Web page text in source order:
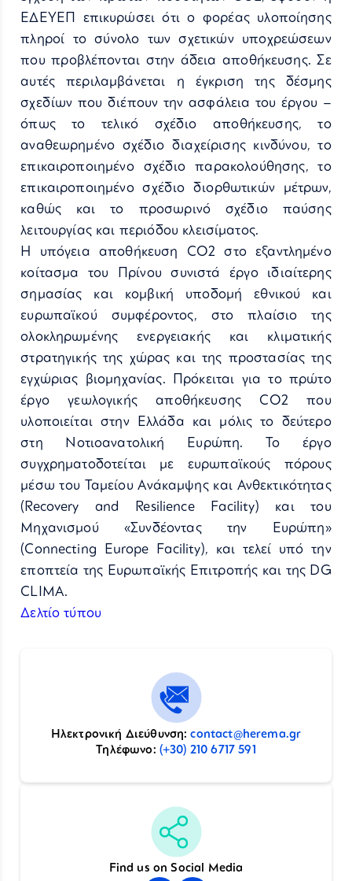
ΕΔΕΥΕΠ επικυρώσει ότι ο φορέας υλοποίησης
πληροί το σύνολο των σχετικών υποχρεώσεων
που προβλέπονται στην άδεια αποθήκευσης. Σε
αυτές περιλαμβάνεται η έγκριση της δέσμης
σχεδίων που διέπουν την ασφάλεια του έργου –
όπως το τελικό σχέδιο αποθήκευσης, το
αναθεωρημένο σχέδιο διαχείρισης κινδύνου, το
επικαιροποιημένο σχέδιο παρακολούθησης, το
επικαιροποιημένο σχέδιο διορθωτικών μέτρων,
καθώς και το προσωρινό σχέδιο παύσης
λειτουργίας και περιόδου κλεισίματος.
Η υπόγεια αποθήκευση CO2 στο εξαντλημένο
κοίτασμα του Πρίνου συνιστά έργο ιδιαίτερης
σημασίας και κομβική υποδομή εθνικού και
ευρωπαϊκού συμφέροντος, στο πλαίσιο της
ολοκληρωμένης ενεργειακής και κλιματικής
στρατηγικής της χώρας και της προστασίας της
εγχώριας βιομηχανίας. Πρόκειται για το πρώτο
έργο γεωλογικής αποθήκευσης CO2 που
υλοποιείται στην Ελλάδα και μόλις το δεύτερο
στη Νοτιοανατολική Ευρώπη. Το έργο
συγχρηματοδοτείται με ευρωπαϊκούς πόρους
μέσω του Ταμείου Ανάκαμψης και Ανθεκτικότητας
(Recovery and Resilience Facility) και του
Μηχανισμού «Συνδέοντας την Ευρώπη»
(Connecting Europe Facility), και τελεί υπό την
εποπτεία της Ευρωπαϊκής Επιτροπής και της DG
CLIMA.
Δελτίο τύπου
Ηλεκτρονική Διεύθυνση:contact@herema.gr
Τηλέφωνο: (+30) 210 6717 591
Find us on Social Media